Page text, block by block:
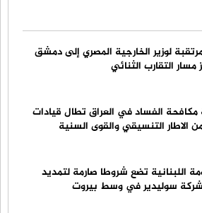
مرتقبة لوزير الخارجية المصري إلى دمشق
مسار التقارب الثنائي
الفساد في العراق تطال قيادات
من الاطار التنسيقي والقوى السنية
اللبنانية تضع شروطا صارمة لتمديد
سوليدير في وسط بيروت